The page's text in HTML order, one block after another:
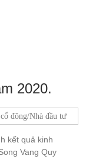
2020.
đông/Nhà đầu tư
kết quả kinh
Vang Quy